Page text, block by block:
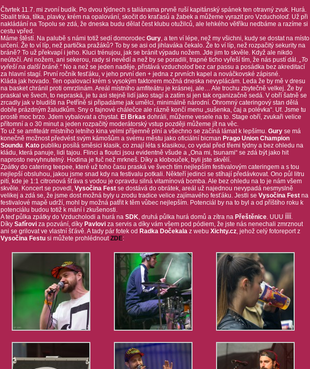
Čtvrtek 11.7. mi zvoní budík. Po dvou týdnech s taliánama prvně ruší kapitánský spánek ten otravný zvuk. Hurá.
Sbalit trika, tílka, plavky, krém na opalování, skočit do kraťasů a žabek a můžeme vyrazit pro Vzducholoď. Už při
nakládání na Topolu se zdá, že dneska budu dělat čest klubu otužilců, ale lehkého větříku nedbáme a razíme si
cestu vpřed.
Máme štěstí. Na palubě s námi totiž sedí domorodec Gury, a ten ví lépe, než my všichni, kudy se dostat na místo
určení. Že to ví líp, než partička pražáků? To by se asi od jihlaváka čekalo. Že to ví líp, než rozpačitý sekurity na
bráně? To už překvapí i jeho. Kluci trénujou, jak se bránit výpadu nožem. Jde jim to skvěle. Když ale nikdo
neútočí. Ani nožem, ani sekerou, rady si nevědí a než by se poradili, trapné ticho vyřeší tím, že nás pustí dál. „To
vyřeší na další bráně.“No a než se jeden naděje, přistává vzducholoď bez car passu a posádka bez akreditací
za hlavní stagí. První ročník fesťáku, v jeho první den + jedna z prvních kapel a nováčkovské zápisné.
Kláda jak hovado. Ten opalovací krém s vysokým faktorem možná dneska nevyplácám. Leda že by mě v dresu
na basket chránil proti omrzlinám. Areál místního amfiteátru je krásnej, ale… Ale trochu zbytečně velkej. Že by
praskal ve švech, to nepraská, je tu asi stejně lidí jako stagí a zatím si jen tak organizačně sedá. V obří šatně se
zrcadly jak v bludišti na Petříně si připadáme jak umělci, minimálně národní. Ohromný cateringový stan dělá
dobře prázdným žaludkům. Sny o fajnové chálečce ale rázně končí menu „sušenka, čaj a polévka“. Uf. Jsme tu
prostě moc brzo. Jdem vybalovat a chystat. El Brkas dohráli, můžeme vesele na to. Stage obří, zvukaři velice
přítomní a o 30 minut a jeden rozpačitý moderátorský vstup později můžeme jít na věc.
To už se amfiteátr místního letního kina velmi příjemně plní a všechno se začíná lámat k lepšímu. Guryse má
konečně možnost předvést svým kámošům a svému městu jako oficiální bicman Prago Union Champion
Soundu. Katopubliku posílá směsici klasik, co znají léta s klasikou, co vydal před třemi týdny a bez ohledu na
kládu, která panuje, lidi tajou. Flinci a floutci jsou evidentně všude a „Ona mi, tsunami“ se zdá být jako hit
naprosto nevyhnutelný. Hodina je fuč než mrkneš. Díky a klobouček, byli jste skvělí.
Zpátky do catering teepee, které už toho času praská ve švech tím nejlepším festivalovým cateringem a s tou
nejlepší obsluhou, jakou jsme snad kdy na festivalu potkali. Někteří jedinci se stíhají předávkovat. Ono půl litru
pití, kde je 1:1 citronová šťáva s vodou je opravdu silná vitamínová bomba. Ale bez ohledu na to je nám všem
skvěle. Koncert se povedl, Vysočina Festse dostává do obrátek, areál už najednou nevypadá nesmyslně
velikej a zdá se, že jsme dost možná byly u zrodu tradice velice zajímavého fesťáku. Jestli se Vysočina Festna
festivalové mapě udrží, mohl by možná patřit k těm vůbec nejlepším. Potenciál by na to byl a od příštího roku k
potenciálu budou totiž k mání i zkušenosti.
A teď půlka zpátky do Vzducholodi a hurá na SDK, druhá půlka hurá domů a zítra na Přeštěnice. UUU ÍÍÍÍ.
Díky Safíroviza pozvání, díky Pavloviza servis a díky vám všem pod pódiem, že jste nás nenechali zmrznout
ani se grilovat ve vlastní šťávě. A tady pár fotek od Radka Dočekalaz webu Xichty.cz, jehož celý fotoreport z
Vysočina Festusi můžete prohlédnoutZDE: